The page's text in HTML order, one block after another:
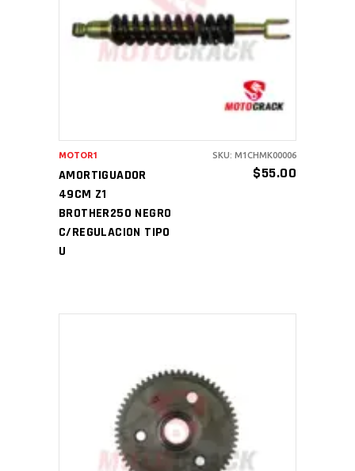
AÑADIR AL CARRITO
AMORTIGUADOR
49CM Z1
BROTHER250 NEGRO
C/REGULACION TIPO
U
$55.00
MOTOR1 SKU: M1CHMK00006
AÑADIR AL CARRITO